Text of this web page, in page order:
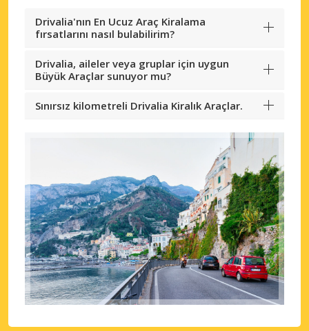
Drivalia'nın En Ucuz Araç Kiralama
fırsatlarını nasıl bulabilirim?
Drivalia, aileler veya gruplar için uygun
Büyük Araçlar sunuyor mu?
Sınırsız kilometreli Drivalia Kiralık Araçlar.